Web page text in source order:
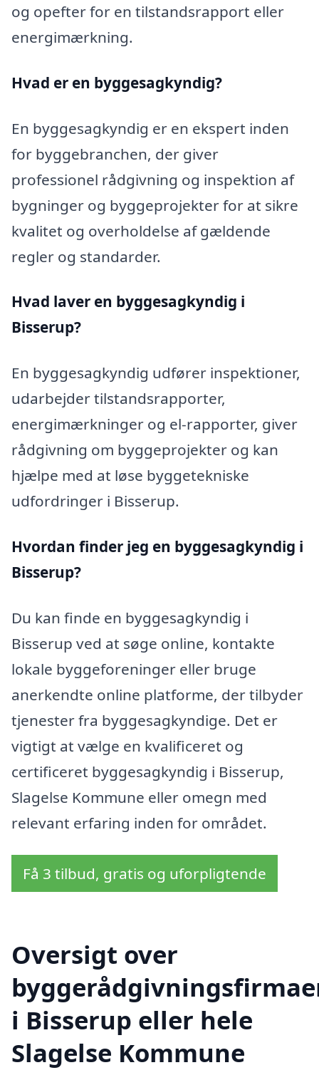
og opefter for en tilstandsrapport eller
energimærkning.
Hvad er en byggesagkyndig?
En byggesagkyndig er en ekspert inden
for byggebranchen, der giver
professionel rådgivning og inspektion af
bygninger og byggeprojekter for at sikre
kvalitet og overholdelse af gældende
regler og standarder.
Hvad laver en byggesagkyndig i
Bisserup?
En byggesagkyndig udfører inspektioner,
udarbejder tilstandsrapporter,
energimærkninger og el-rapporter, giver
rådgivning om byggeprojekter og kan
hjælpe med at løse byggetekniske
udfordringer i Bisserup.
Hvordan finder jeg en byggesagkyndig i
Bisserup?
Du kan finde en byggesagkyndig i
Bisserup ved at søge online, kontakte
lokale byggeforeninger eller bruge
anerkendte online platforme, der tilbyder
tjenester fra byggesagkyndige. Det er
vigtigt at vælge en kvalificeret og
certificeret byggesagkyndig i Bisserup,
Slagelse Kommune eller omegn med
relevant erfaring inden for området.
Få 3 tilbud, gratis og uforpligtende
Oversigt over
i Bisserup eller hele
Slagelse Kommune